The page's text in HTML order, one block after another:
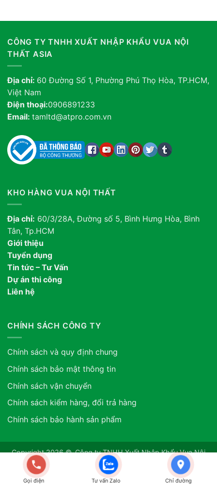
CÔNG TY TNHH XUẤT NHẬP KHẨU VUA NỘI
THẤT ASIA
Địa chỉ: 60 Đường Số 1, Phường Phú Thọ Hòa, TP.HCM,
Việt Nam
Điện thoại:0906891233
Email: tamltd@atpro.com.vn
KHO HÀNG VUA NỘI THẤT
Địa chỉ: 60/3/28A, Đường số 5, Bình Hưng Hòa, Bình
Tân, Tp.HCM
Giới thiệu
Tuyển dụng
Tin tức – Tư Vấn
Dự án thi công
Liên hệ
CHÍNH SÁCH CÔNG TY
Chính sách và quy định chung
Chính sách bảo mật thông tin
Chính sách vận chuyển
Chính sách kiểm hàng, đổi trả hàng
Chính sách bảo hành sản phẩm
Copyright 2026 ©. Công ty TNHH Xuất Nhập Khẩu Vua Nội
Thất ASIA. GPDKKD: 0318507634 do sở KH & ĐT TP.HCM
cấp ngày 12/06/2024
Gọi điện Tư vấn Zalo Chỉ đường